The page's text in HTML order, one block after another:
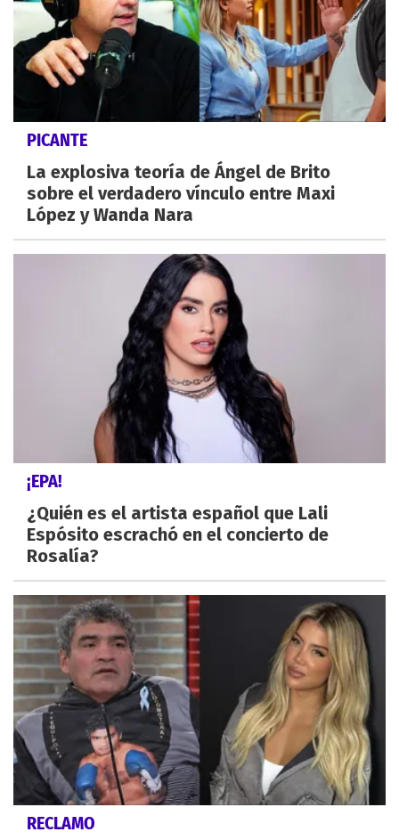
PICANTE
La explosiva teoría de Ángel de Brito
sobre el verdadero vínculo entre Maxi
López y Wanda Nara
¡EPA!
¿Quién es el artista español que Lali
Espósito escrachó en el concierto de
Rosalía?
RECLAMO